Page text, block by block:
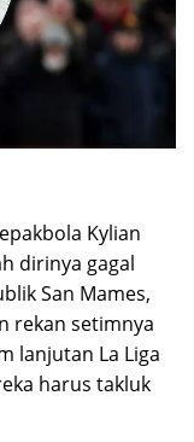
Kylian
dirinya gagal
San Mames,
rekan setimnya
lanjutan La Liga
harus takluk